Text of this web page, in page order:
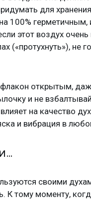
для
100%
этот воздух
(«протухнуть»), не
открытым,
и не
на качество
и вибрация в
своими
К тому моменту,